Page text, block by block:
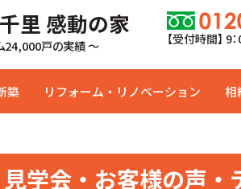
里 感動の家
24,000戸の実績 ～ 【受付時間】 9
築 リフォーム・リノベーション 相
見学会・お客様の声・